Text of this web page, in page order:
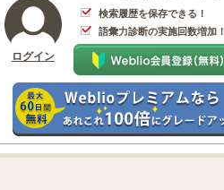
ログイン
検索履歴を保存できる！
語彙力診断の実施回数増加！